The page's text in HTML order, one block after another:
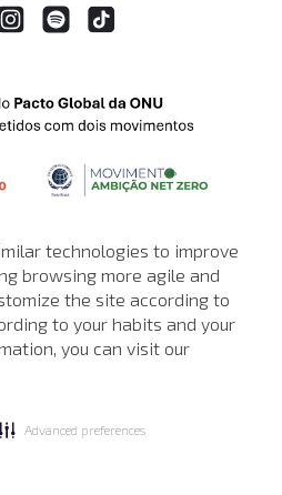
technologies to improve
browsing more agile and
the site according to
to your habits and your
you can visit our
Advanced preferences
os direitos reservados. A Loja de
de corrigir ou alterar informações
0800 990 5500.
8h às 20h de segunda a sábado, exceto